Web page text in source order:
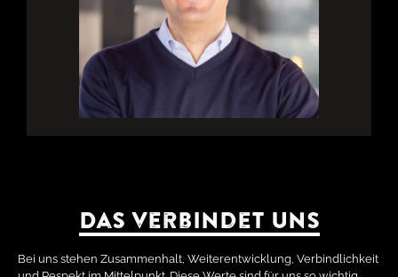
Das verbindet uns
Bei uns stehen Zusammenhalt, Weiterentwicklung, Verbindlichkeit